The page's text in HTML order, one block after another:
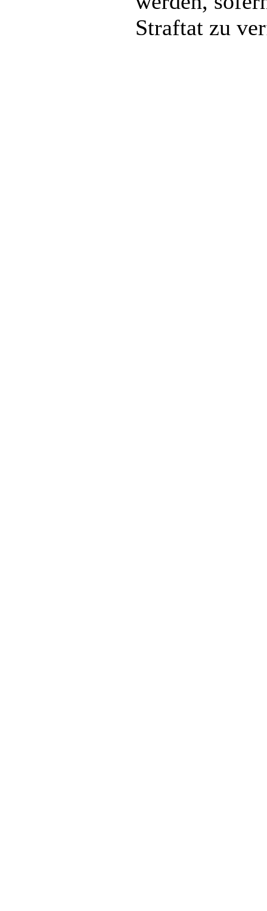
Straftat zu